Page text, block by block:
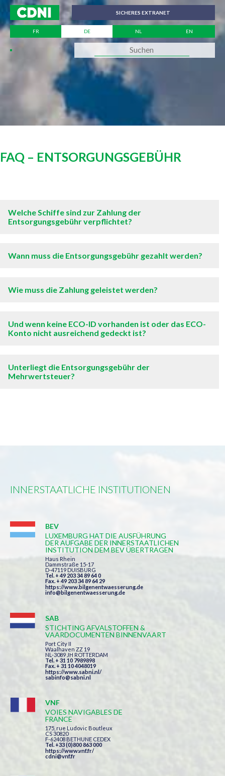
SICHERES EXTRANET
FR DE NL EN
FAQ – ENTSORGUNGSGEBÜHR
Welche Schiffe sind zur Zahlung der
Entsorgungsgebühr verpflichtet?
Wann muss die Entsorgungsgebühr gezahlt werden?
Wie muss die Zahlung geleistet werden?
Und wenn keine ECO-ID vorhanden ist oder das ECO-
Konto nicht ausreichend gedeckt ist?
Unterliegt die Entsorgungsgebühr der
Mehrwertsteuer?
INNERSTAATLICHE INSTITUTIONEN
BEV
LUXEMBURG HAT DIE AUSFÜHRUNG
DER AUFGABE DER INNERSTAATLICHEN
INSTITUTION DEM BEV ÜBERTRAGEN
Haus Rhein
Dammstraße 15-17
D-47119 DUISBURG
Tel. + 49 203 34 89 64 0
Fax. + 49 203 34 89 64 29
https://www.bilgenentwaesserung.de
info@bilgenentwaesserung.de
SAB
STICHTING AFVALSTOFFEN &
VAARDOCUMENTEN BINNENVAART
Port City II
Waalhaven ZZ 19
NL-3089 JH ROTTERDAM
Tel. + 31 10 7989898
Fax. + 31 10 4048019
https://www.sabni.nl/
sabinfo@sabni.nl
VNF
VOIES NAVIGABLES DE
FRANCE
175, rue Ludovic Boutleux
CS 30820
F-62408 BETHUNE CEDEX
Tel. +33 (0)800 863 000
https://www.vnf.fr/
cdni@vnf.fr
Cookie-Einstellungen